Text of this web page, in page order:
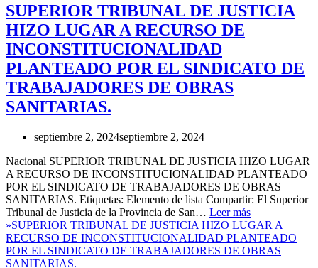
SUPERIOR TRIBUNAL DE JUSTICIA
HIZO LUGAR A RECURSO DE
INCONSTITUCIONALIDAD
PLANTEADO POR EL SINDICATO DE
TRABAJADORES DE OBRAS
SANITARIAS.
septiembre 2, 2024septiembre 2, 2024
Nacional SUPERIOR TRIBUNAL DE JUSTICIA HIZO LUGAR
A RECURSO DE INCONSTITUCIONALIDAD PLANTEADO
POR EL SINDICATO DE TRABAJADORES DE OBRAS
SANITARIAS. Etiquetas: Elemento de lista Compartir: El Superior
Tribunal de Justicia de la Provincia de San… Leer más
»SUPERIOR TRIBUNAL DE JUSTICIA HIZO LUGAR A
RECURSO DE INCONSTITUCIONALIDAD PLANTEADO
POR EL SINDICATO DE TRABAJADORES DE OBRAS
SANITARIAS.